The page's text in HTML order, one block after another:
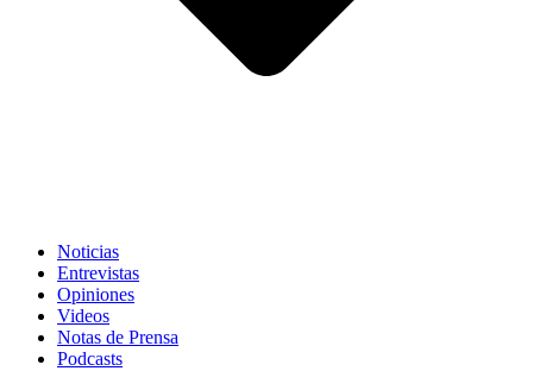
Noticias
Entrevistas
Opiniones
Videos
Notas de Prensa
Podcasts